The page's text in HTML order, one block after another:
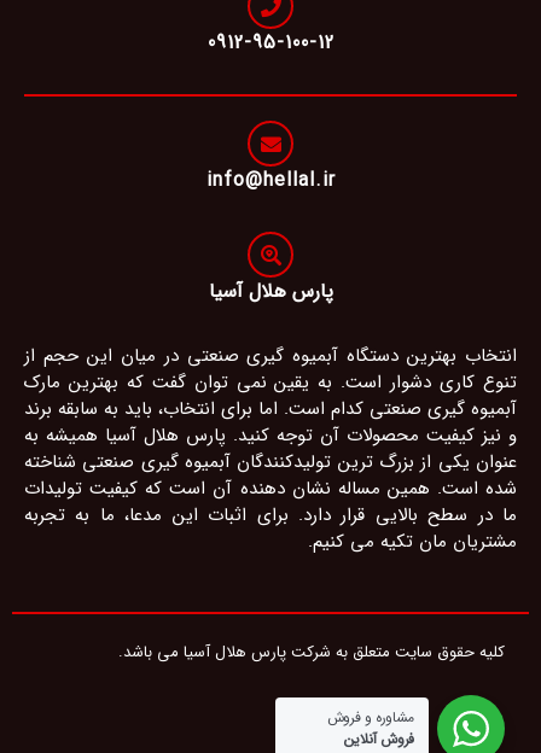
پارس هلال آسیا
انتخاب بهترین دستگاه آبمیوه گیری صنعتی در میان این حجم از
تنوع کاری دشوار است. به یقین نمی توان گفت که بهترین مارک
آبمیوه گیری صنعتی کدام است. اما برای انتخاب، باید به سابقه برند
و نیز کیفیت محصولات آن توجه کنید. پارس هلال آسیا همیشه به
عنوان یکی از بزرگ ترین تولیدکنندگان آبمیوه گیری صنعتی شناخته
شده است. همین مساله نشان دهنده آن است که کیفیت تولیدات
ما در سطح بالایی قرار دارد. برای اثبات این مدعا، ما به تجربه
مشتریان مان تکیه می کنیم.
0912-95-100-12
info@hellal.ir
کلیه حقوق سایت متعلق به شرکت پارس هلال آسیا می باشد.
مشاوره و فروش
فروش آنلاین